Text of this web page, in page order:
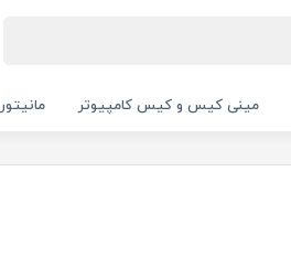
مینی کیس و کیس کامپیوتر مانیتور